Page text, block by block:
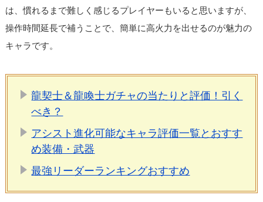
は、慣れるまで難しく感じるプレイヤーもいると思いますが、
操作時間延長で補うことで、簡単に高火力を出せるのが魅力の
キャラです。
龍契士＆龍喚士ガチャの当たりと評価！引く
べき？
アシスト進化可能なキャラ評価一覧とおすす
め装備・武器
最強リーダーランキングおすすめ